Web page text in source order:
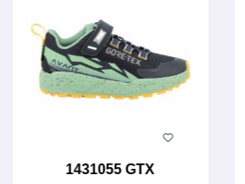
1431055 GTX